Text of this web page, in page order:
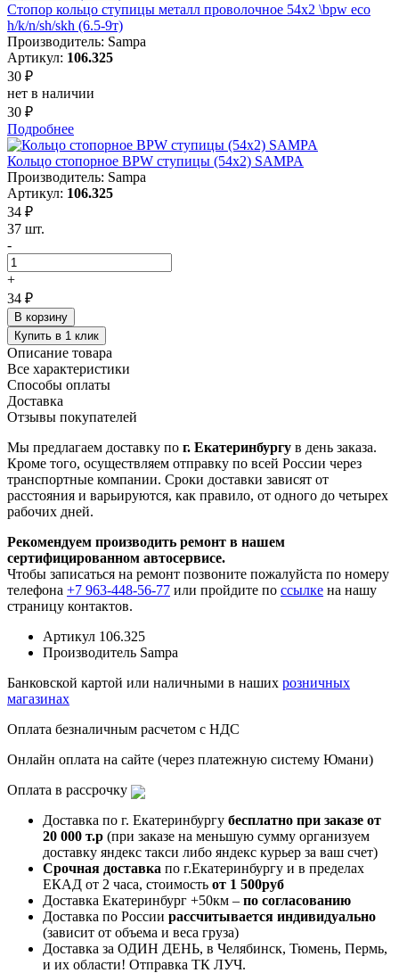
Стопор кольцо ступицы металл проволочное 54x2 \bpw eco
h/k/n/sh/skh (6.5-9т)
Производитель: Sampa
Артикул: 106.325
30 ₽
нет в наличии
30 ₽
Подробнее
Кольцо стопорное BPW ступицы (54x2) SAMPA
Производитель: Sampa
Артикул: 106.325
34 ₽
37 шт.
-
+
34 ₽
В корзину
Купить в 1 клик
Описание товара
Все характеристики
Способы оплаты
Доставка
Отзывы покупателей
Мы предлагаем доставку по г. Екатеринбургу в день заказа.
Кроме того, осуществляем отправку по всей России через
транспортные компании. Сроки доставки зависят от
расстояния и варьируются, как правило, от одного до четырех
рабочих дней.
Рекомендуем производить ремонт в нашем
сертифицированном автосервисе.
Чтобы записаться на ремонт позвоните пожалуйста по номеру
телефона +7 963-448-56-77 или пройдите по ссылке на нашу
страницу контактов.
Артикул 106.325
Производитель Sampa
Банковской картой или наличными в наших розничных
магазинах
Оплата безналичным расчетом с НДС
Онлайн оплата на сайте (через платежную систему Юмани)
Оплата в рассрочку
Доставка по г. Екатеринбургу бесплатно при заказе от
20 000 т.р (при заказе на меньшую сумму организуем
доставку яндекс такси либо яндекс курьер за ваш счет)
Срочная доставка по г.Екатеринбургу и в пределах
ЕКАД от 2 часа, стоимость от 1 500руб
Доставка Екатеринбург +50км – по согласованию
Доставка по России рассчитывается индивидуально
(зависит от объема и веса груза)
Доставка за ОДИН ДЕНЬ, в Челябинск, Тюмень, Пермь,
и их области! Отправка ТК ЛУЧ.